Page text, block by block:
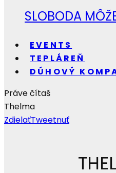
SLOBODA
EVENTS
TEPLÁREŇ
DÚHOVÝ
Práve čítaš
Thelma
ZdielaťTweetnuť